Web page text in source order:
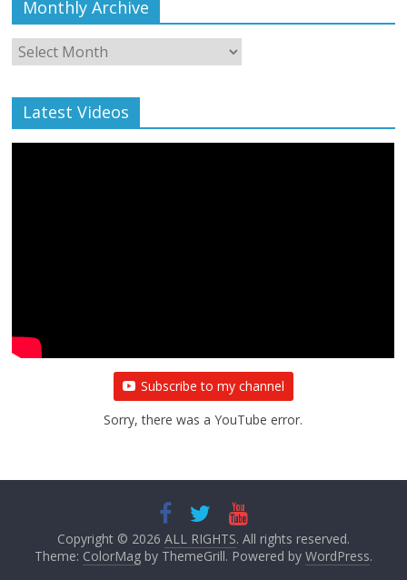
Monthly Archive
Monthly
Archive
Latest Videos
Subscribe to my channel
Sorry, there was a YouTube error.
Copyright © 2026 ALL RIGHTS. All rights reserved.
Theme: ColorMagby ThemeGrill. Powered by WordPress.